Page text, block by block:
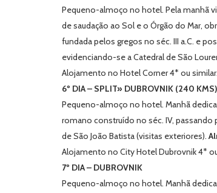
Pequeno-almoço no hotel. Pela manhã
de saudação ao Sol e o Órgão do Mar,
fundada pelos gregos no séc. III a.C. e
evidenciando-se a Catedral de São
Alojamento no Hotel Corner 4* ou similar.
6º DIA – SPLIT» DUBROVNIK (240 KMS)
Pequeno-almoço no hotel. Manhã
romano construído no séc. IV, passando
de São João Batista (visitas exteriores).
Alojamento no City Hotel Dubrovnik 4*
7º DIA – DUBROVNIK
Pequeno-almoço no hotel. Manhã